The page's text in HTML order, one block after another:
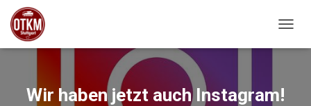
Wir haben jetzt auch Instagram!